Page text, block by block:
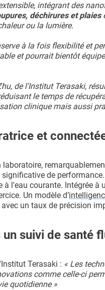
intégrant des
déchirures et plaies
ou la lumière.
à la fois flexibilité et
et pourrait bientôt
de l'Institut Terasaki,
le temps de
clinique mais aussi
et
de
l'eau courante. Intégrée
Un modèle d’
un taux de précision
suivi de santé
Terasaki : « Les
comme celle-ci
quotidienne »